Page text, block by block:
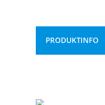
PRODUKTINFO